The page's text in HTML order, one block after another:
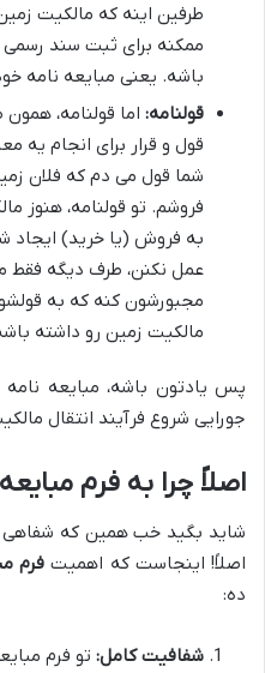
طرفین اینه که مالکیت
ممکنه برای ثبت سند رسمی
باشه. یعنی مبایعه نامه
قولنامه: اما قولنامه،
قول و قرار برای انجام یه
شما قول می دم که فلان
فروشم. تو قولنامه، هنوز
به فروش (یا خرید) ایجاد
عمل نکنن، طرف دیگه فقط
مجبورشون کنه که به
مالکیت زمین رو داشته
پس یادتون باشه، مبایعه
جورایی شروع فرآیند انتقال
اصلاً چرا به فرم
شاید بگید خب همین که شفاهی
اصلاً! اینجاست که اهمیت فرم
ده:
شفافیت کامل: تو فرم